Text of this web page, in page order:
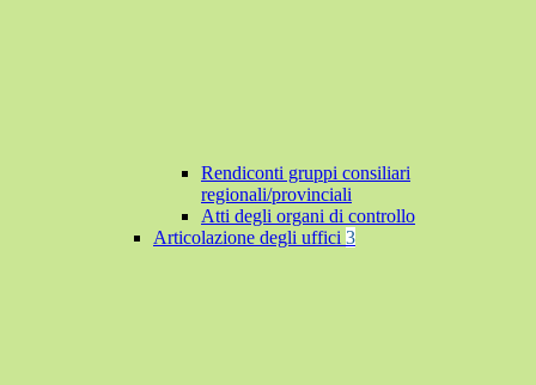
Rendiconti gruppi consiliari
regionali/provinciali
Atti degli organi di controllo
Articolazione degli uffici 3